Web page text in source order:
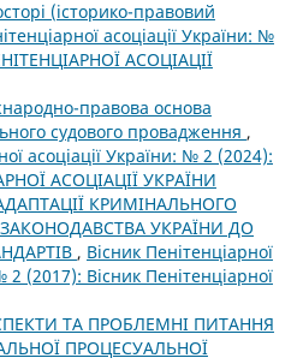
(історико-правовий
асоціації України: №
АСОЦІАЦІЇ
правова основа
судового провадження ,
асоціації України: № 2 (2024):
АСОЦІАЦІЇ УКРАЇНИ
КРИМІНАЛЬНОГО
УКРАЇНИ ДО
, Вісник Пенітенціарної
2 (2017): Вісник Пенітенціарної
ТА ПРОБЛЕМНІ ПИТАННЯ
ПРОЦЕСУАЛЬНОЇ